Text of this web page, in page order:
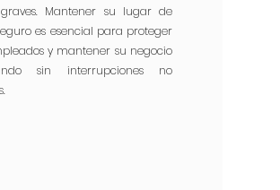
graves. Mantener su lugar de
es esencial para proteger
y mantener su negocio
sin interrupciones no